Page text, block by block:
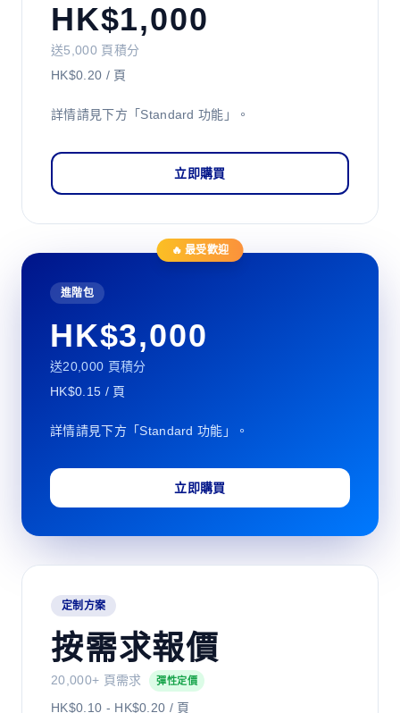
HK$1,000
送5,000 頁積分
HK$0.20 / 頁
詳情請見下方「Standard 功能」。
立即購買
🔥 最受歡迎
進階包
HK$3,000
送20,000 頁積分
HK$0.15 / 頁
詳情請見下方「Standard 功能」。
立即購買
定制方案
按需求報價
20,000+ 頁需求 彈性定價
HK$0.10 - HK$0.20 / 頁